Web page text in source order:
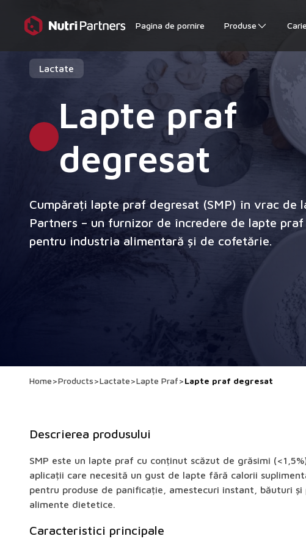
Pagina de pornire Produse
Lactate
Lapte praf
degresat
Cumpărați lapte praf degresat (SMP) în vrac de
Partners – un furnizor de încredere de lapte
pentru industria alimentară și de cofetărie.
Home>Products>Lactate>Lapte Praf>Lapte praf degresat
Descrierea produsului
SMP este un lapte praf cu conținut scăzut de grăsimi
aplicații care necesită un gust de lapte fără calorii
pentru produse de panificație, amestecuri instant, băuturi și
alimente dietetice.
Caracteristici principale